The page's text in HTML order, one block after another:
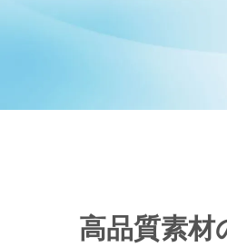
高品質素